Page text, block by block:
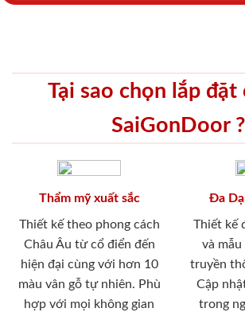
Tại sao chọn lắp đặt
SaiGonDoor ?
Thẩm mỹ xuất sắc
Thiết kế theo phong cách
Châu Âu từ cổ điển đến
hiện đại cùng với hơn 10
màu vân gỗ tự nhiên. Phù
hợp với mọi không gian
Đa
Thiết kế
và
truyền
Cập
trong